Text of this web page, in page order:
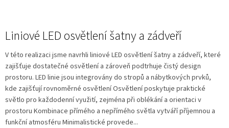
Liniové LED osvětlení šatny a zádveří
V této realizaci jsme navrhli liniové LED osvětlení šatny a zádveří, které
zajišťuje dostatečné osvětlení a zároveň podtrhuje čistý design
prostoru. LED linie jsou integrovány do stropů a nábytkových prvků,
kde zajišťují rovnoměrné osvětlení Osvětlení poskytuje praktické
světlo pro každodenní využití, zejména při oblékání a orientaci v
prostoru Kombinace přímého a nepřímého světla vytváří příjemnou a
funkční atmosféru Minimalistické provede...